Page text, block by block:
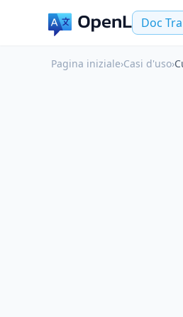
Doc
Pagina iniziale›Casi d'uso›